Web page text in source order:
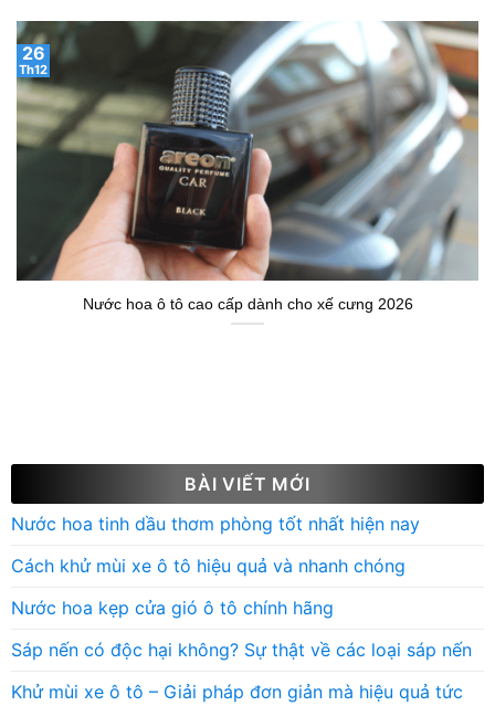
Nước hoa ô tô cao cấp dành cho xế cưng 2026
26
Th12
BÀI VIẾT MỚI
Nước hoa tinh dầu thơm phòng tốt nhất hiện nay
Cách khử mùi xe ô tô hiệu quả và nhanh chóng
Nước hoa kẹp cửa gió ô tô chính hãng
Sáp nến có độc hại không? Sự thật về các loại sáp nến
Khử mùi xe ô tô – Giải pháp đơn giản mà hiệu quả tức